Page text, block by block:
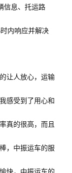
信息、托运路
内响应并解决
让人放心，运输
感受到了用心和
真的很高，而且
，中振运车的服
快，中振运车的